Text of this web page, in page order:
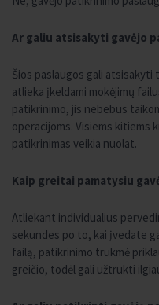
Ar galiu atsisakyti gavėjo
Šios paslaugos gali
atlieka įkeldami mokėjimų
patikrinimo, jis nebebus
operacijoms. Visiems kitiems
patikrinimas veikia nuolat.
Kaip greitai pamatysiu
Atliekant individualius
sekundes po to, kai įvedate
failą, patikrinimo trukmė
greičio, todėl gali užtrukti